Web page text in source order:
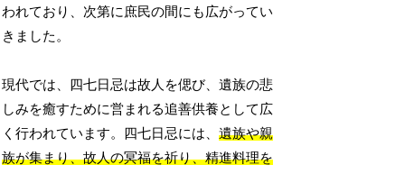
われており、次第に庶民の間にも広がってい
きました。
現代では、四七日忌は故人を偲び、遺族の悲
しみを癒すために営まれる追善供養として広
く行われています。四七日忌には、遺族や親
族が集まり、故人の冥福を祈り、精進料理を